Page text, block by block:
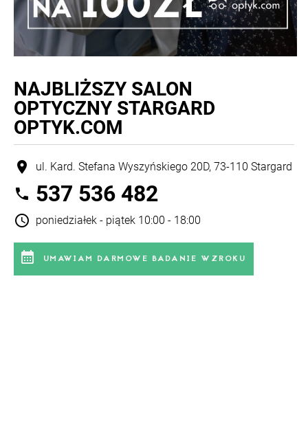
NAJBLIŻSZY SALON
OPTYCZNY STARGARD
OPTYK.COM
location_on ul. Kard. Stefana Wyszyńskiego 20D, 73-110 Stargard
phone 537 536 482
schedule poniedziałek - piątek 10:00 - 18:00
calendar_month UMAWIAM DARMOWE BADANIE WZROKU